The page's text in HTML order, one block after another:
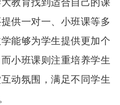
教育找到适合自己的课
供一对一、小班课等多
能够为学生提供更加个
小班课则注重培养学生
动氛围，满足不同学生